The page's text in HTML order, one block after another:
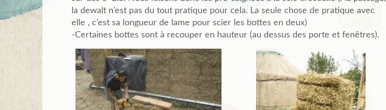
la dewalt n’est pas du tout pratique pour cela. La seule chose de pratique avec
elle , c’est sa longueur de lame pour scier les bottes en deux)
-Certaines bottes sont à recouper en hauteur (au dessus des porte et fenêtres).